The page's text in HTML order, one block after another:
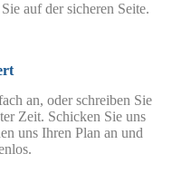
auf der sicheren Seite.
an, oder schreiben Sie
Zeit. Schicken Sie uns
uns Ihren Plan an und